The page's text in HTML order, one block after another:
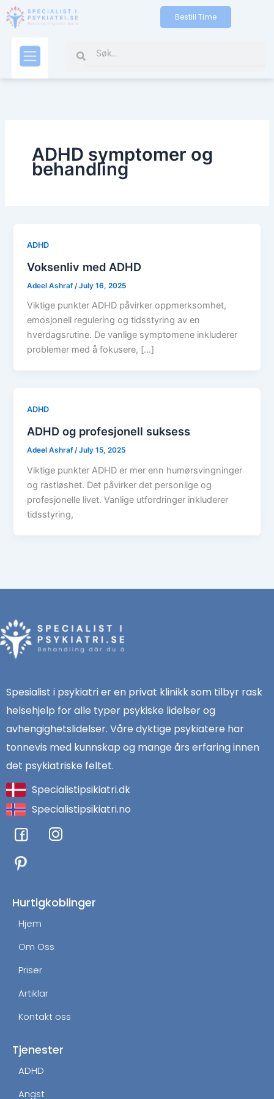
Skip
to
Bestill Time
Search
ADHD symptomer og
behandling
ADHD
Voksenliv med ADHD
Adeel Ashraf /July 16, 2025
Viktige punkter ADHD påvirker oppmerksomhet,
emosjonell regulering og tidsstyring av en
hverdagsrutine. De vanlige symptomene inkluderer
problemer med å fokusere, […]
ADHD
ADHD og profesjonell suksess
Adeel Ashraf/July 15, 2025
Viktige punkter ADHD er mer enn humørsvingninger
og rastløshet. Det påvirker det personlige og
profesjonelle livet. Vanlige utfordringer inkluderer
tidsstyring,
Spesialist i psykiatri er en privat klinikk som tilbyr rask
helsehjelp for alle typer psykiske lidelser og
avhengighetslidelser. Våre dyktige psykiatere har
tonnevis med kunnskap og mange års erfaring innen
det psykiatriske feltet.
Specialistipsikiatri.dk
Specialistipsikiatri.no
F
a
c
e
o
k
I
n
g
Hurtigkoblinger
Hjem
Om Oss
Priser
Artiklar
Kontakt oss
Tjenester
ADHD
Angst